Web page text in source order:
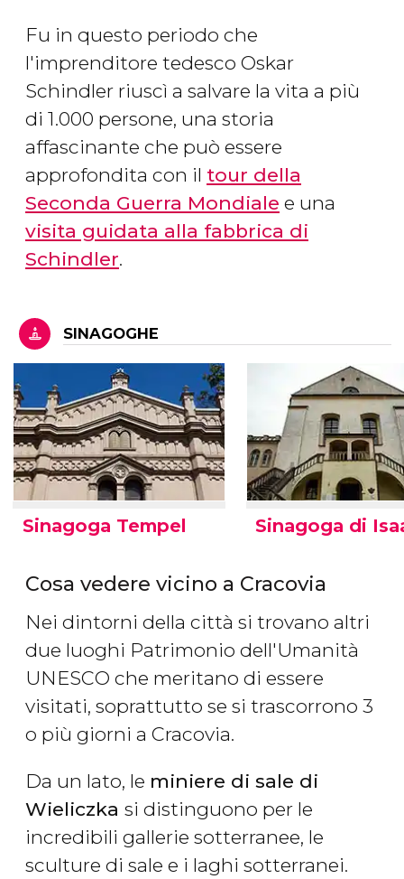
Fu in questo periodo che
l'imprenditore tedesco Oskar
Schindler riuscì a salvare la vita a più
di 1.000 persone, una storia
affascinante che può essere
approfondita con il tour della
Seconda Guerra Mondiale e una
visita guidata alla fabbrica di
Schindler.
SINAGOGHE
Sinagoga Tempel Sinagoga di
Cosa vedere vicino a Cracovia
Nei dintorni della città si trovano altri
due luoghi Patrimonio dell'Umanità
UNESCO che meritano di essere
visitati, soprattutto se si trascorrono 3
o più giorni a Cracovia.
Da un lato, le miniere di sale di
Wieliczka si distinguono per le
incredibili gallerie sotterranee, le
sculture di sale e i laghi sotterranei.